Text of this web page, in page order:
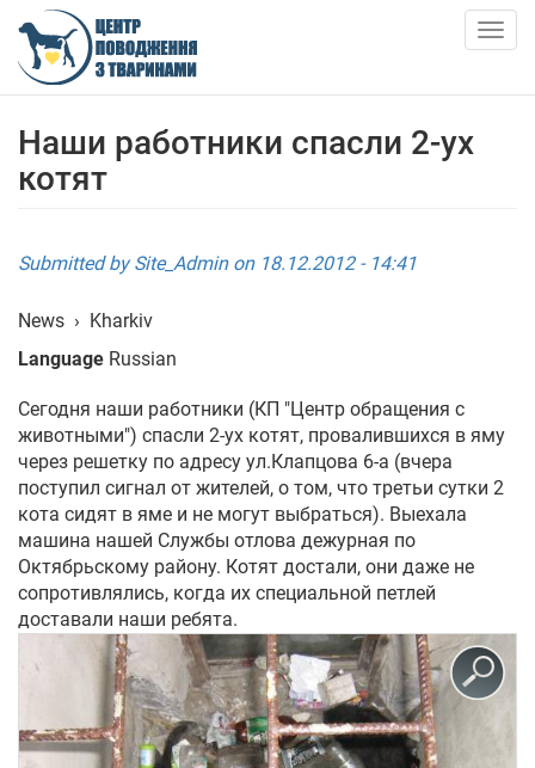
main
content
ABOUT US
NEWS
ARTICLES
SERVICES
АНКЕТИ ТВАРИН
CONTACTS
Укр Рус Eng
Наши работники спасли 2-ух
котят
Submitted bySite_Adminon 18.12.2012 - 14:41
News › Kharkiv
Language Russian
Сегодня наши работники (КП "Центр обращения с
животными") спасли 2-ух котят, провалившихся в яму
через решетку по адресу ул.Клапцова 6-а (вчера
поступил сигнал от жителей, о том, что третьи сутки 2
кота сидят в яме и не могут выбраться). Выехала
машина нашей Службы отлова дежурная по
Октябрьскому району. Котят достали, они даже не
сопротивлялись, когда их специальной петлей
доставали наши ребята.